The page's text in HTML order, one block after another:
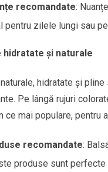
recomandate:
pentru zilele lungi sau
hidratate și naturale
hidratate și
Pe lângă rujuri
ce mai populare, pentru
recomandate:
produse sunt perfecte